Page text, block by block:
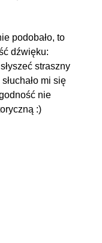
podobało, to
dźwięku:
straszny
mi się
nie
:)